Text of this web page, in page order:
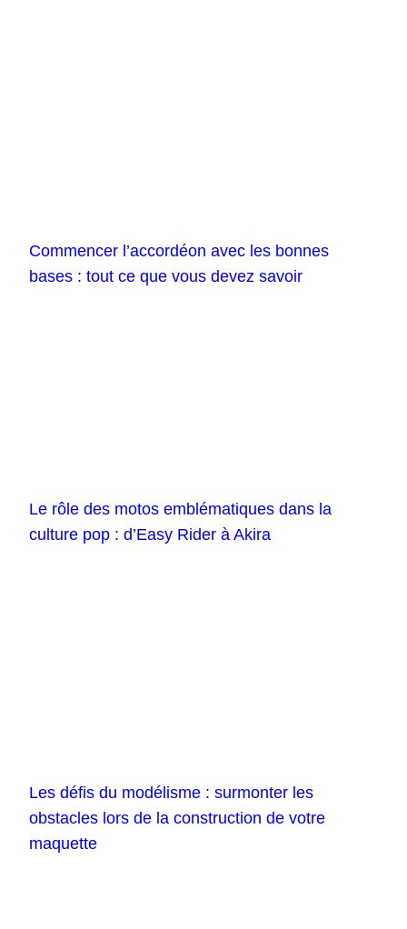
Commencer l’accordéon avec les bonnes
bases : tout ce que vous devez savoir
Le rôle des motos emblématiques dans la
culture pop : d’Easy Rider à Akira
Les défis du modélisme : surmonter les
obstacles lors de la construction de votre
maquette